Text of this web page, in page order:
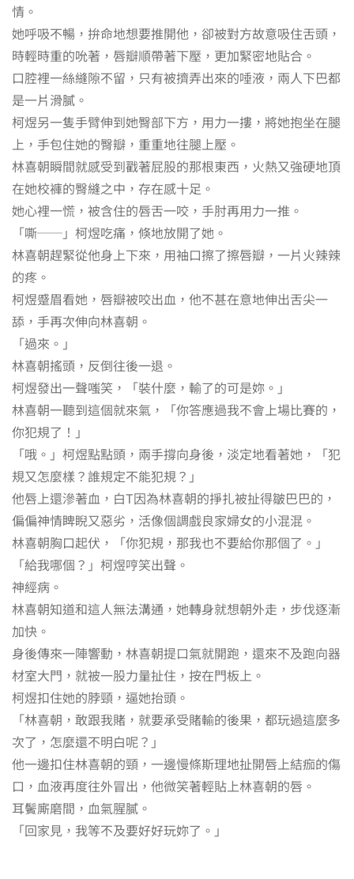
情。
她呼吸不暢，拚命地想要推開他，卻被對方故意吸住舌頭，
時輕時重的吮著，唇瓣順帶著下壓，更加緊密地貼合。
口腔裡一絲縫隙不留，只有被擠弄出來的唾液，兩人下巴都
是一片滑膩。
柯煜另一隻手臂伸到她臀部下方，用力一摟，將她抱坐在腿
上，手包住她的臀瓣，重重地往腿上壓。
林喜朝瞬間就感受到戳著屁股的那根東西，火熱又強硬地頂
在她校褲的臀縫之中，存在感十足。
她心裡一慌，被含住的唇舌一咬，手肘再用力一推。
「嘶──」柯煜吃痛，倏地放開了她。
林喜朝趕緊從他身上下來，用袖口擦了擦唇瓣，一片火辣辣
的疼。
柯煜蹙眉看她，唇瓣被咬出血，他不甚在意地伸出舌尖一
舔，手再次伸向林喜朝。
「過來。」
林喜朝搖頭，反倒往後一退。
柯煜發出一聲嗤笑，「裝什麼，輸了的可是妳。」
林喜朝一聽到這個就來氣，「你答應過我不會上場比賽的，
你犯規了！」
「哦。」柯煜點點頭，兩手撐向身後，淡定地看著她，「犯
規又怎麼樣？誰規定不能犯規？」
他唇上還滲著血，白T因為林喜朝的掙扎被扯得皺巴巴的，
偏偏神情睥睨又惡劣，活像個調戲良家婦女的小混混。
林喜朝胸口起伏，「你犯規，那我也不要給你那個了。」
「給我哪個？」柯煜哼笑出聲。
神經病。
林喜朝知道和這人無法溝通，她轉身就想朝外走，步伐逐漸
加快。
身後傳來一陣響動，林喜朝提口氣就開跑，還來不及跑向器
材室大門，就被一股力量扯住，按在門板上。
柯煜扣住她的脖頸，逼她抬頭。
「林喜朝，敢跟我賭，就要承受賭輸的後果，都玩過這麼多
次了，怎麼還不明白呢？」
他一邊扣住林喜朝的頸，一邊慢條斯理地扯開唇上結痂的傷
口，血液再度往外冒出，他微笑著輕貼上林喜朝的唇。
耳鬢廝磨間，血氣腥膩。
「回家見，我等不及要好好玩妳了。」